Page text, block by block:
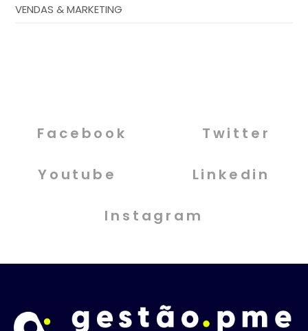
VENDAS & MARKETING
Facebook Twitter
Youtube Linkedin
Instagram